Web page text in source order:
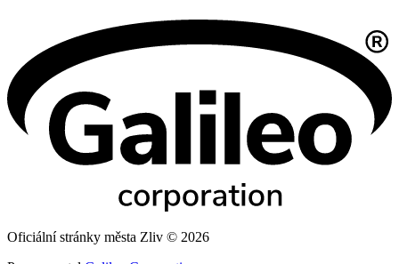
Oficiální stránky města Zliv © 2026